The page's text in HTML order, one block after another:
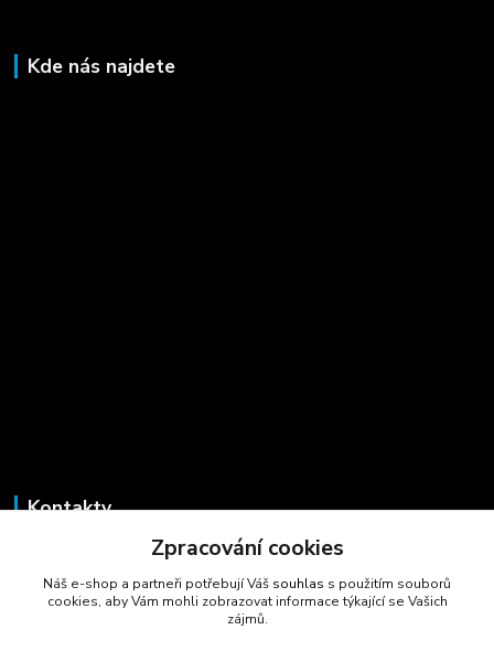
Kde nás najdete
Kontakty
+420 723 725 881
(Po-Pá, 8-16 hod.)
Zpracování cookies
Náš e-shop a partneři potřebují Váš souhlas s použitím souborů
cookies, aby Vám mohli zobrazovat informace týkající se Vašich
zájmů.